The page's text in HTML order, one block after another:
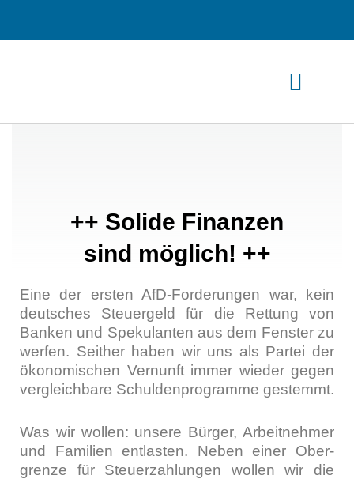
Zum
++ Solide Finanzen
sind möglich! ++
Eine der ers­ten AfD-For­de­run­gen war, kein
deut­sches Steu­er­geld für die Ret­tung von
Ban­ken und Spe­ku­lan­ten aus dem Fens­ter zu
wer­fen. Seit­her haben wir uns als Par­tei der
öko­no­mi­schen Ver­nunft immer wie­der gegen
ver­gleich­ba­re Schul­den­pro­gram­me gestemmt.
Was wir wol­len: unse­re Bür­ger, Arbeit­neh­mer
und Fami­li­en ent­las­ten. Neben einer Ober­
gren­ze für Steu­er­zah­lun­gen wol­len wir die